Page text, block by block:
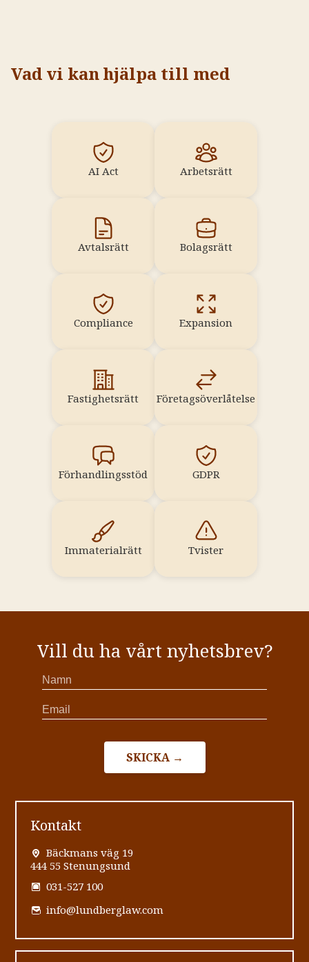
Vad vi kan hjälpa till med
AI Act Arbetsrätt
Avtalsrätt Bolagsrätt
Compliance Expansion
Fastighetsrätt Företagsöverlåtelse
Förhandlingsstöd GDPR
Immaterialrätt Tvister
Vill du ha vårt nyhetsbrev?
SKICKA →
Kontakt
Bäckmans väg 19
444 55 Stenungsund
031-527 100
info@lundberglaw.com